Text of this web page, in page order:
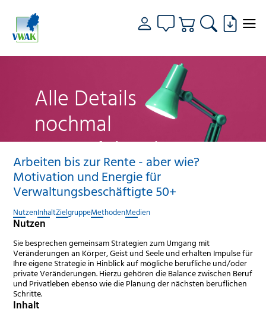
Alle Details
nochmal
genau fokussiert
Arbeiten bis zur Rente - aber wie?
Motivation und Energie für
Verwaltungsbeschäftigte 50+
NutzenInhaltZielgruppeMethodenMedien
Nutzen
Sie besprechen gemeinsam Strategien zum Umgang mit
Veränderungen an Körper, Geist und Seele und erhalten Impulse für
Ihre eigene Strategie in Hinblick auf mögliche berufliche und/oder
private Veränderungen. Hierzu gehören die Balance zwischen Beruf
und Privatleben ebenso wie die Planung der nächsten beruflichen
Schritte.
Inhalt